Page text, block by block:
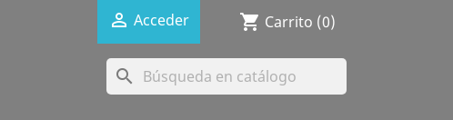
 Acceder shopping_cart Carrito (0)
search